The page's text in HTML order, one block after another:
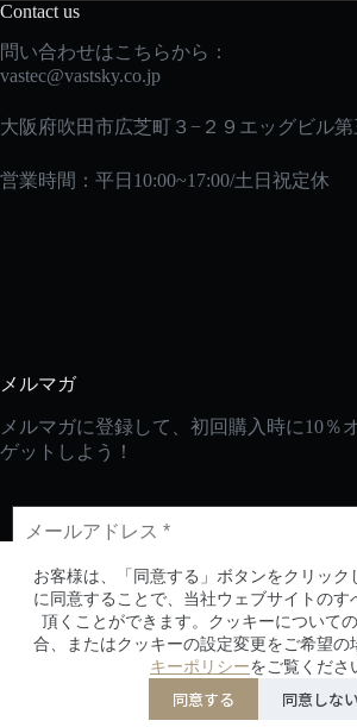
お客様は、「同意する」ボタンをクリック
に同意することで、当社ウェブサイトのす
頂くことができます。クッキーについて
合、またはクッキーの設定変更をご希望の
キーポリシーをご覧くださ
同意する 同意しない
Contact us
問い合わせはこちらから：
vastec@vastsky.co.jp
大阪府吹田市広芝町３−２９エッグビル第
営業時間：平日10:00~17:00/土日祝定休
メルマガ
メルマガに登録して、初回購入時に10％
ゲットしよう！
CopyRight © 2026 - 2030生活の便利屋